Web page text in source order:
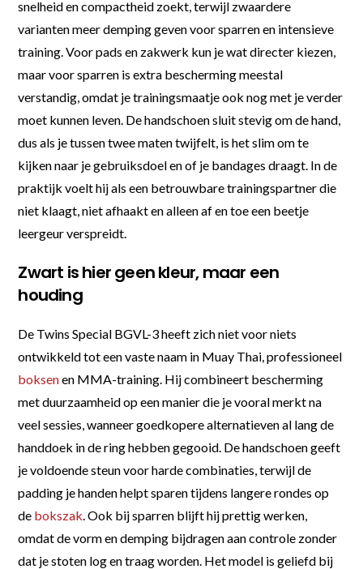
snelheid en compactheid zoekt, terwijl zwaardere
varianten meer demping geven voor sparren en intensieve
training. Voor pads en zakwerk kun je wat directer kiezen,
maar voor sparren is extra bescherming meestal
verstandig, omdat je trainingsmaatje ook nog met je verder
moet kunnen leven. De handschoen sluit stevig om de hand,
dus als je tussen twee maten twijfelt, is het slim om te
kijken naar je gebruiksdoel en of je bandages draagt. In de
praktijk voelt hij als een betrouwbare trainingspartner die
niet klaagt, niet afhaakt en alleen af en toe een beetje
leergeur verspreidt.
Zwart is hier geen kleur, maar een
houding
De Twins Special BGVL-3 heeft zich niet voor niets
ontwikkeld tot een vaste naam in Muay Thai, professioneel
boksenen MMA-training. Hij combineert bescherming
met duurzaamheid op een manier die je vooral merkt na
veel sessies, wanneer goedkopere alternatieven al lang de
handdoek in de ring hebben gegooid. De handschoen geeft
je voldoende steun voor harde combinaties, terwijl de
padding je handen helpt sparen tijdens langere rondes op
de bokszak. Ook bij sparren blijft hij prettig werken,
omdat de vorm en demping bijdragen aan controle zonder
dat je stoten log en traag worden. Het model is geliefd bij